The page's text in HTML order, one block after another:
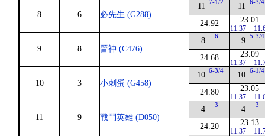
8 6 必先生 (G288)
11 7-1/2
24.92
11 6-3/4
23.01
11.37
9 8 晉神 (C476)
8 6
24.68
9 5-3/4
23.09
11.37
10 3 小刺蛋 (G458)
10 6-3/4
24.80
10 6-1/4
23.05
11.37
11 9 戰鬥英雄 (D050)
4 3
24.20
4 3
23.13
11.37